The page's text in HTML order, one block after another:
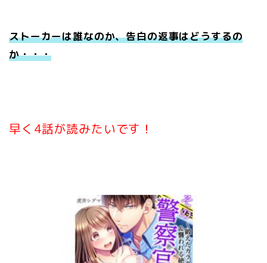
ストーカーは誰なのか、告白の返事はどうするの
か・・・
早く4話が読みたいです！